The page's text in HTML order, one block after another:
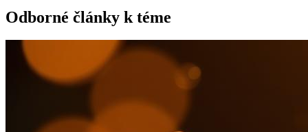
Odborné články k téme